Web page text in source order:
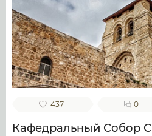
437 0
Кафедральный Собор